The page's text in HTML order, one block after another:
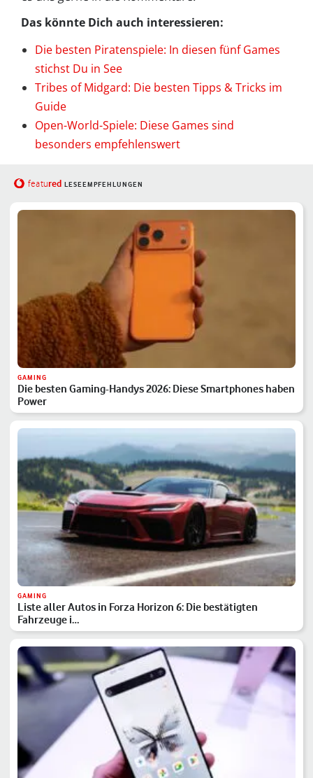
Das könnte Dich auch interessieren:
Die besten Piratenspiele: In diesen fünf Games
stichst Du in See
Tribes of Midgard: Die besten Tipps & Tricks im
Guide
Open-World-Spiele: Diese Games sind
besonders empfehlenswert
featured LESEEMPFEHLUNGEN
GAMING
Die besten Gaming-Handys 2026: Diese Smartphones haben
Power
GAMING
Liste aller Autos in Forza Horizon 6: Die bestätigten
Fahrzeuge i…